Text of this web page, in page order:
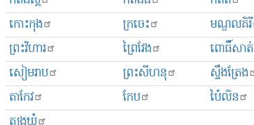
កោះកុង
ក្រចេះ មណ្ឌលគិរី
ព្រះ​វិហារ
ព្រៃវែង ពោធិ៍សាត់
សៀមរាប
ព្រះសីហនុ ស្ទឹងត្រែង
តាកែវ
កែប ប៉ៃលិន